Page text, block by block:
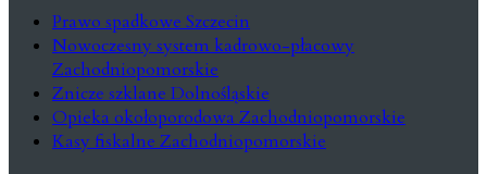
Prawo spadkowe Szczecin
Nowoczesny system kadrowo-płacowy
Zachodniopomorskie
Znicze szklane Dolnośląskie
Opieka okołoporodowa Zachodniopomorskie
Kasy fiskalne Zachodniopomorskie